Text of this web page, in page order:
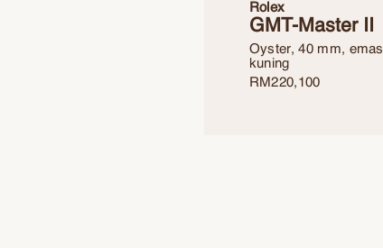
Rolex
GMT-Master II
Oyster, 40 mm, emas
kuning
RM220,100